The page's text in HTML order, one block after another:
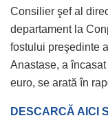
Consilier şef al
departament la
fostului preşedinte
Anastase, a
euro, se arată în
DESCARCĂ AICI